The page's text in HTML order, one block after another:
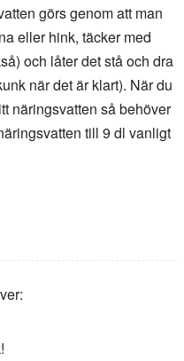
görs genom att man
eller hink, täcker med
och låter det stå och dra
när det är klart). När du
näringsvatten så behöver
till 9 dl vanligt